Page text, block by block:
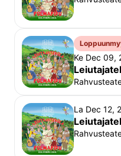
Ke Dec 09,
La Dec 12,